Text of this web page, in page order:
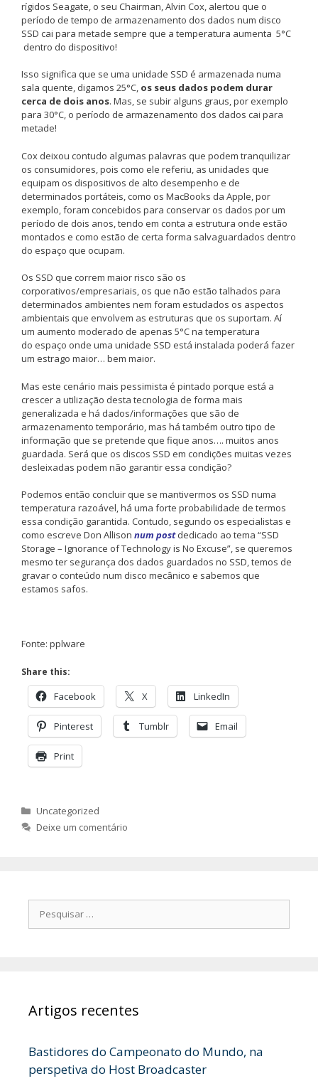
rígidos Seagate, o seu Chairman, Alvin Cox, alertou que o
período de tempo de armazenamento dos dados num disco
SSD cai para metade sempre que a temperatura aumenta 5°C
dentro do dispositivo!
Isso significa que se uma unidade SSD é armazenada numa
sala quente, digamos 25°C, os seus dados podem durar
cerca de dois anos. Mas, se subir alguns graus, por exemplo
para 30°C, o período de armazenamento dos dados cai para
metade!
Cox deixou contudo algumas palavras que podem tranquilizar
os consumidores, pois como ele referiu, as unidades que
equipam os dispositivos de alto desempenho e de
determinados portáteis, como os MacBooks da Apple, por
exemplo, foram concebidos para conservar os dados por um
período de dois anos, tendo em conta a estrutura onde estão
montados e como estão de certa forma salvaguardados dentro
do espaço que ocupam.
Os SSD que correm maior risco são os
corporativos/empresariais, os que não estão talhados para
determinados ambientes nem foram estudados os aspectos
ambientais que envolvem as estruturas que os suportam. Aí
um aumento moderado de apenas 5°C na temperatura
do espaço onde uma unidade SSD está instalada poderá fazer
um estrago maior… bem maior.
Mas este cenário mais pessimista é pintado porque está a
crescer a utilização desta tecnologia de forma mais
generalizada e há dados/informações que são de
armazenamento temporário, mas há também outro tipo de
informação que se pretende que fique anos…. muitos anos
guardada. Será que os discos SSD em condições muitas vezes
desleixadas podem não garantir essa condição?
Podemos então concluir que se mantivermos os SSD numa
temperatura razoável, há uma forte probabilidade de termos
essa condição garantida. Contudo, segundo os especialistas e
como escreve Don Allison num post dedicado ao tema “SSD
Storage – Ignorance of Technology is No Excuse”, se queremos
mesmo ter segurança dos dados guardados no SSD, temos de
gravar o conteúdo num disco mecânico e sabemos que
estamos safos.
Fonte: pplware
Share this:
Facebook X LinkedIn
Pinterest Tumblr Email
Print
Categorias
Uncategorized
Deixe um comentário
Pesquisar
por:
Artigos recentes
Bastidores do Campeonato do Mundo, na
perspetiva do Host Broadcaster